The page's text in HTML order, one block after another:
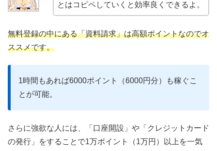
とはコピペしていくと効率良くできるよ。
無料登録の中にある「資料請求」は高額ポイントなのでオ
ススメです。
1時間もあれば6000ポイント（6000円分）も稼ぐこ
とが可能。
さらに強欲な人には、「口座開設」や「クレジットカード
の発行」をすることで1万ポイント（1万円）以上を一気